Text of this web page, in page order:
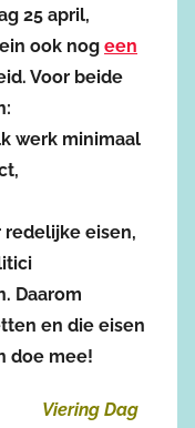
25 april,
ook nog een
Voor beide
werk minimaal
eisen,
Daarom
en die eisen
doe mee!
Viering Dag